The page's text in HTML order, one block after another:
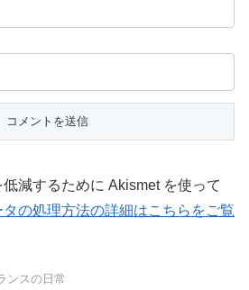
減するために Akismet を使って
タの処理方法の詳細はこちらをご覧
ンスの日常